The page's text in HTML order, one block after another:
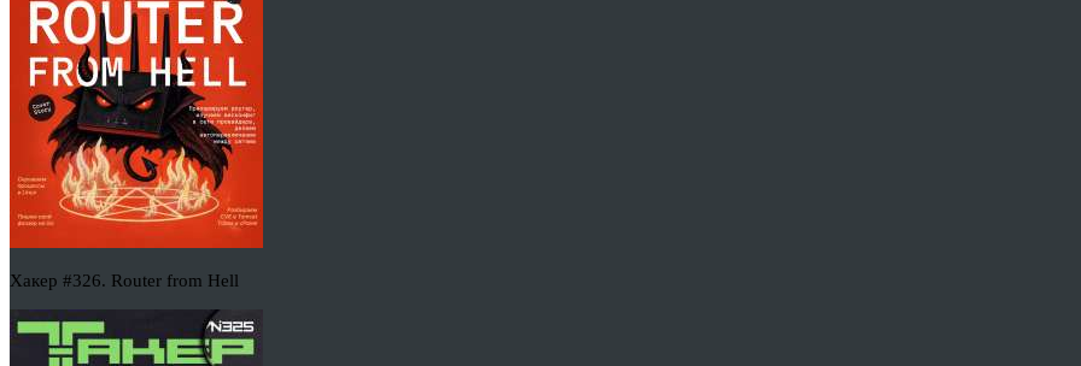
Хакер #326. Router from Hell